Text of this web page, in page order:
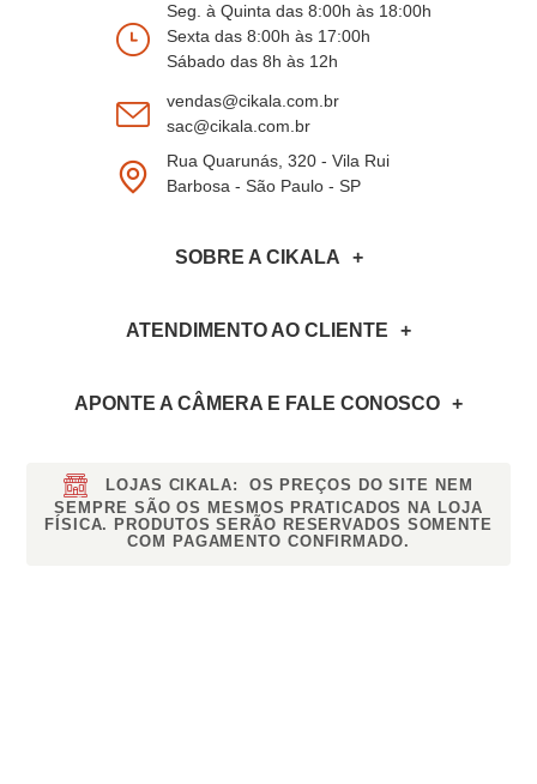
Seg. à Quinta das 8:00h às 18:00h
Sexta das 8:00h às 17:00h
Sábado das 8h às 12h
vendas@cikala.com.br
sac@cikala.com.br
Rua Quarunás, 320 - Vila Rui
Barbosa - São Paulo - SP
SOBRE A CIKALA
ATENDIMENTO AO CLIENTE
APONTE A CÂMERA E FALE CONOSCO
LOJAS CIKALA:
OS PREÇOS DO SITE NEM
SEMPRE SÃO OS MESMOS PRATICADOS NA LOJA
FÍSICA. PRODUTOS SERÃO RESERVADOS SOMENTE
COM PAGAMENTO CONFIRMADO.